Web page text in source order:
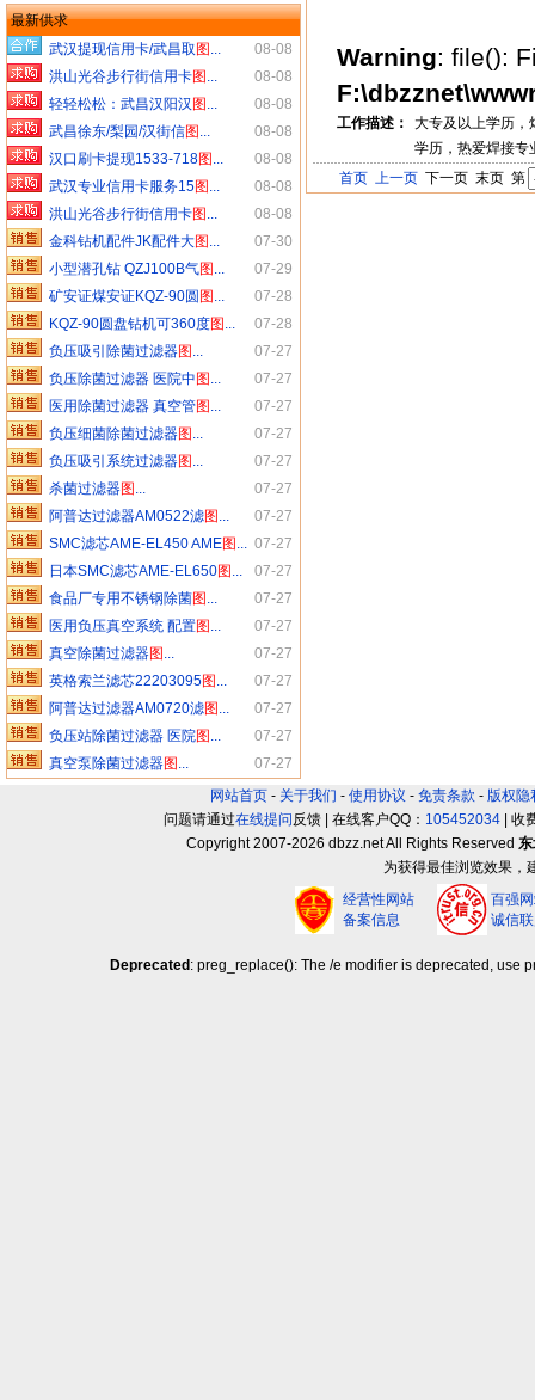
最新供求
武汉提现信用卡/武昌取 图 ...
08-08
洪山光谷步行街信用卡图 ...
08-08
轻轻松松：武昌汉阳汉 图 ...
08-08
武昌徐东/梨园/汉街信图 ...
08-08
汉口刷卡提现1533-718图 ...
08-08
武汉专业信用卡服务15图 ...
08-08
洪山光谷步行街信用卡图 ...
08-08
金科钻机配件JK配件大图 ...
07-30
小型潜孔钻 QZJ100B气图 ...
07-29
矿安证煤安证KQZ-90圆 图 ...
07-28
KQZ-90圆盘钻机可360度图 ...
07-28
负压吸引除菌过滤器图 ...
07-27
负压除菌过滤器 医院中 图 ...
07-27
医用除菌过滤器 真空管图 ...
07-27
负压细菌除菌过滤器图 ...
07-27
负压吸引系统过滤器图 ...
07-27
杀菌过滤器图 ...
07-27
阿普达过滤器AM0522滤图 ...
07-27
SMC滤芯AME-EL450 AME图 ... 07-27
日本SMC滤芯AME-EL650图 ...
07-27
食品厂专用不锈钢除菌图 ...
07-27
医用负压真空系统 配置图 ...
07-27
真空除菌过滤器图 ...
07-27
英格索兰滤芯22203095图 ...
07-27
阿普达过滤器AM0720滤图 ...
07-27
负压站除菌过滤器 医院图 ...
07-27
真空泵除菌过滤器图 ... 07-27
Warning: file():
工作描述：
大专及以上学历，
学历，热爱焊接专
首页 上一页 下一页 末页 第
网站首页 - 关于我们 - 使用协议 - 免责条款 - 版权隐
问题请通过在线提问反馈 | 在线客户QQ： 105452034| 收
Copyright 2007-2026 dbzz.net All Rights Reserved
为获得最佳浏览效果，
经营性网站
备案信息
百强
诚信
Deprecated : preg_replace(): The /e modifier is deprecated, use